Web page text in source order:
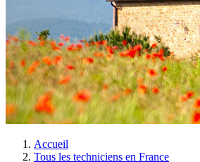
Accueil
Tous les techniciens en France